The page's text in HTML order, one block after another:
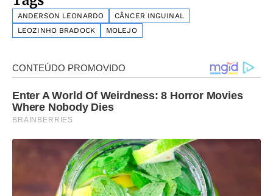
ANDERSON LEONARDO
CÂNCER INGUINAL
LEOZINHO BRADOCK
MOLEJO